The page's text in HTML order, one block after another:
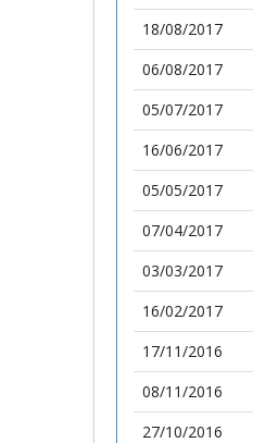
18/08/2017
06/08/2017
05/07/2017
16/06/2017
05/05/2017
07/04/2017
03/03/2017
16/02/2017
17/11/2016
08/11/2016
27/10/2016